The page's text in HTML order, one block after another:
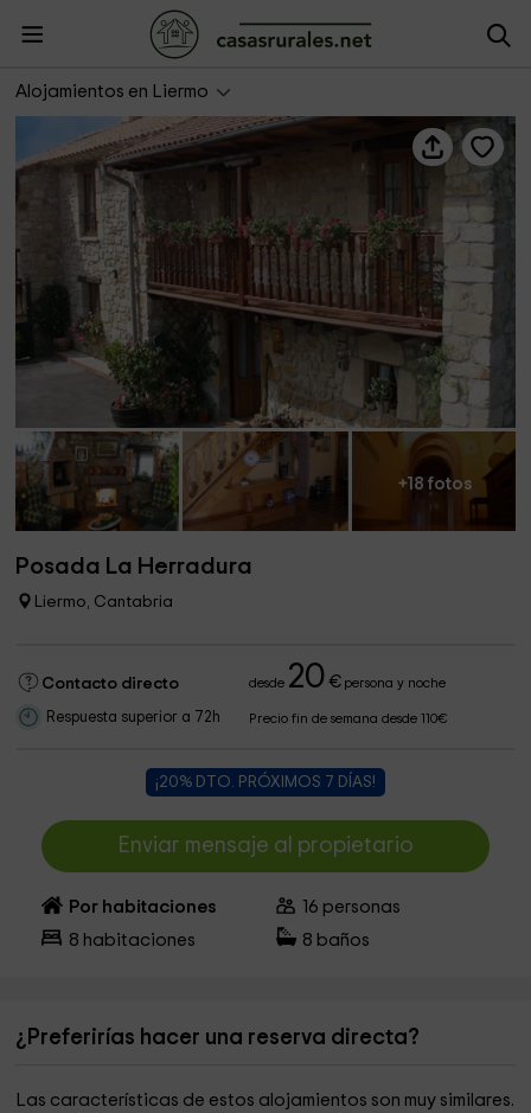
Alojamientos en Liermo
Posada La Herradura
+18 fotos
Posada La Herradura
Liermo, Cantabria
Contacto directo desde 20 €persona y noche
Respuesta superior a 72h Precio fin de semana desde 110€
¡20% DTO. PRÓXIMOS 7 DÍAS!
Enviar mensaje al propietario
Por habitaciones 16 personas
8 habitaciones 8 baños
¿Preferirías hacer una reserva directa?
Las características de estos alojamientos son muy similares.